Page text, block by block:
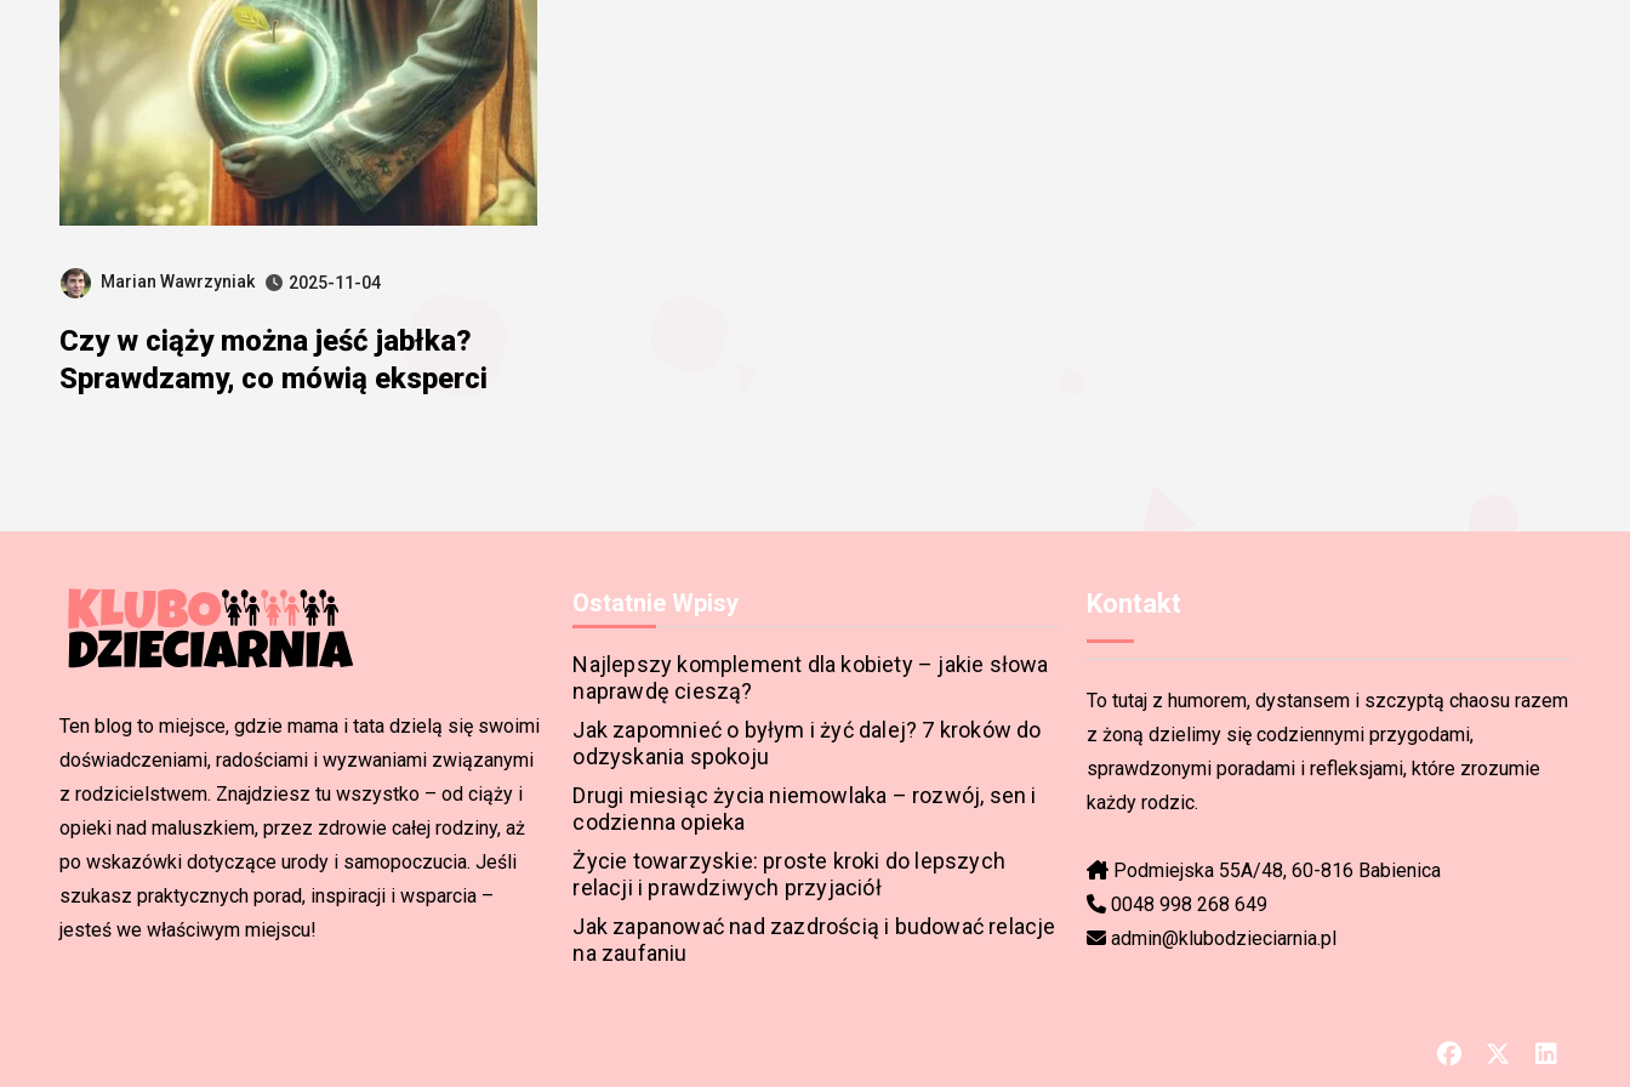
Marian Wawrzyniak 2025-11-04
Czy w ciąży można jeść jabłka?
Sprawdzamy, co mówią eksperci
Ten blog to miejsce, gdzie mama i tata dzielą się swoimi
doświadczeniami, radościami i wyzwaniami związanymi
z rodzicielstwem. Znajdziesz tu wszystko – od ciąży i
opieki nad maluszkiem, przez zdrowie całej rodziny, aż
po wskazówki dotyczące urody i samopoczucia. Jeśli
szukasz praktycznych porad, inspiracji i wsparcia –
jesteś we właściwym miejscu!
Ostatnie Wpisy
Najlepszy komplement dla kobiety – jakie słowa
naprawdę cieszą?
Jak zapomnieć o byłym i żyć dalej? 7 kroków do
odzyskania spokoju
Drugi miesiąc życia niemowlaka – rozwój, sen i
codzienna opieka
Życie towarzyskie: proste kroki do lepszych
relacji i prawdziwych przyjaciół
Jak zapanować nad zazdrością i budować relacje
na zaufaniu
Kontakt
To tutaj z humorem, dystansem i szczyptą chaosu razem
z żoną dzielimy się codziennymi przygodami,
sprawdzonymi poradami i refleksjami, które zrozumie
każdy rodzic.
Podmiejska 55A/48, 60-816 Babienica
0048 998 268 649
admin@klubodzieciarnia.pl